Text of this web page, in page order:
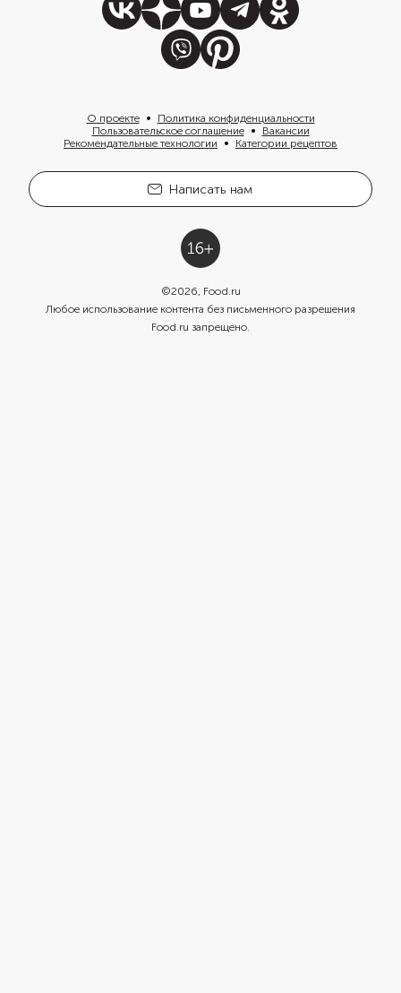
О проекте
Политика конфиденциальности
Пользовательское соглашение
Вакансии
Рекомендательные технологии
Категории рецептов
Написать нам
©2026, Food.ru
Любое использование контента без письменного разрешения
Food.ru запрещено.